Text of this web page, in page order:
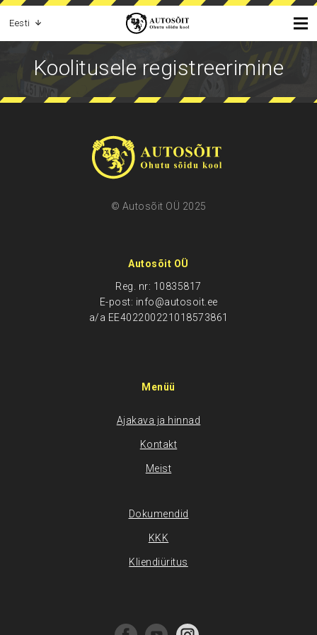
Eesti
Koolitusele registreerimine
© Autosõit OÜ 2025
Autosõit OÜ
Reg. nr: 10835817
E-post: info@autosoit.ee
a/a EE402200221018573861
Menüü
Ajakava ja hinnad
Kontakt
Meist
Dokumendid
KKK
Kliendiüritus